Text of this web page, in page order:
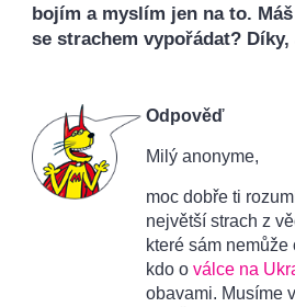
bojím a myslím jen na to.
se strachem vypořádat? Díky,
Odpověď
Milý anonyme,
moc dobře ti
největší strach z
které sám nemůže
kdo o válce na
obavami. Musíme